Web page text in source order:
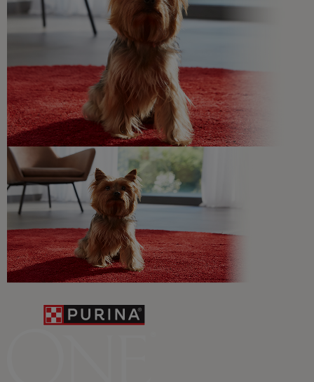
Consejos adaptados a las necesidades de tu mascota,
recomendaciones sobre su salud y bienestar ¡y
novedades cada mes!
Veterinarios, nutricionistas y expertos en perros y gatos
para resolver todas tus dudas.​
Promociones, concursos, descuentos y ofertas de
todas nuestras marcas.​
¡No te lo pierdas, únete a Purina y empieza
Registrarme ahora